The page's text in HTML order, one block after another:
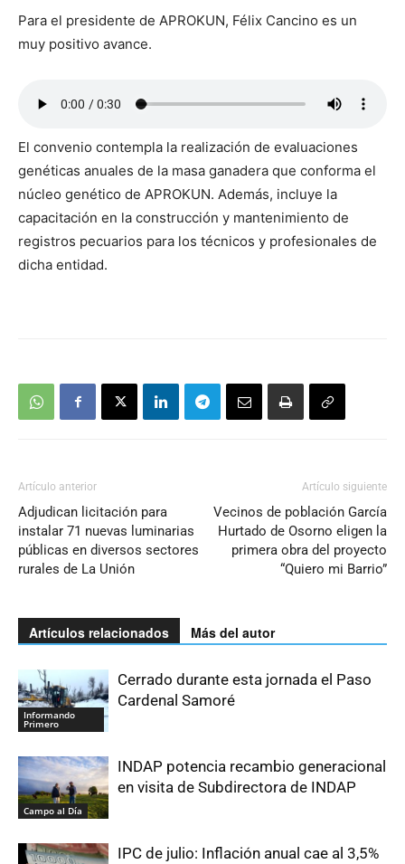
Para el presidente de APROKUN, Félix Cancino es un
muy positivo avance.
El convenio contempla la realización de evaluaciones
genéticas anuales de la masa ganadera que conforma el
núcleo genético de APROKUN. Además, incluye la
capacitación en la construcción y mantenimiento de
registros pecuarios para los técnicos y profesionales de
dicha entidad.
Artículo anterior
Adjudican licitación para
instalar 71 nuevas luminarias
públicas en diversos sectores
rurales de La Unión
Artículo siguiente
Vecinos de población García
Hurtado de Osorno eligen la
primera obra del proyecto
“Quiero mi Barrio”
Artículos relacionados Más del autor
Informando
Primero
Cerrado durante esta jornada el Paso
Cardenal Samoré
Campo al Día
INDAP potencia recambio generacional
en visita de Subdirectora de INDAP
IPC de julio: Inflación anual cae al 3,5%